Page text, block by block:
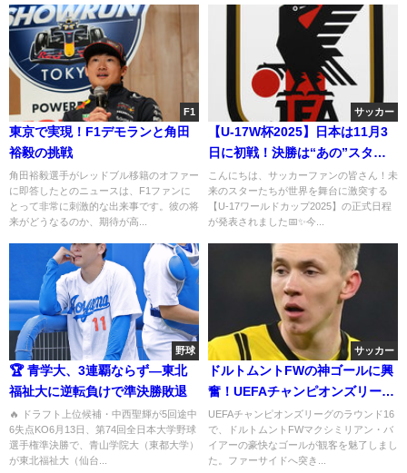
F1
東京で実現！F1デモランと角田
裕毅の挑戦
角田裕毅選手がレッドブル移籍のオファー
に即答したとのニュースは、F1ファンに
とって非常に刺激的な出来事です。彼の将
来がどうなるのか、期待が高...
サッカー
【U-17W杯2025】日本は11月3
日に初戦！決勝は“あの”スタジ
アムで開催⚽🔥
こんにちは、サッカーファンの皆さん！未
来のスターたちが世界を舞台に激突する
【U-17ワールドカップ2025】の正式日程
が発表されました📅✨今...
野球
🏆 青学大、3連覇ならず—東北
福祉大に逆転負けで準決勝敗退
🔥 ドラフト上位候補・中西聖輝が5回途中
6失点KO6月13日、第74回全日本大学野球
選手権準決勝で、青山学院大（東都大学）
が東北福祉大（仙台...
サッカー
ドルトムントFWの神ゴールに興
奮！UEFAチャンピオンズリーグ
の名シーン
UEFAチャンピオンズリーグのラウンド16
で、ドルトムントFWマクシミリアン・バ
イアーの豪快なゴールが観客を魅了しまし
た。ファーサイドへ突き...